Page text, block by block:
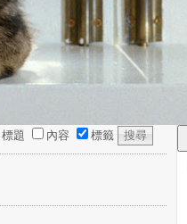
標題 內容 標籤